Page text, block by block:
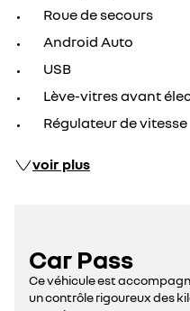
Roue de secours
Android Auto
USB
Lève-vitres avant
Régulateur de vitesse
voir plus
Car Pass
Ce véhicule est
un contrôle rigoureux des